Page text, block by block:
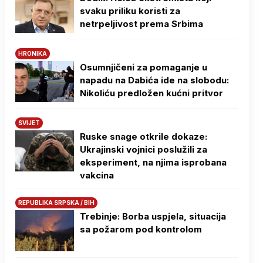
svaku priliku koristi za
netrpeljivost prema Srbima
HRONIKA
Osumnjičeni za pomaganje u
napadu na Dabića ide na slobodu:
Nikoliću predložen kućni pritvor
SVIJET
Ruske snage otkrile dokaze:
Ukrajinski vojnici poslužili za
eksperiment, na njima isprobana
vakcina
REPUBLIKA SRPSKA / BIH
Trebinje: Borba uspjela, situacija
sa požarom pod kontrolom